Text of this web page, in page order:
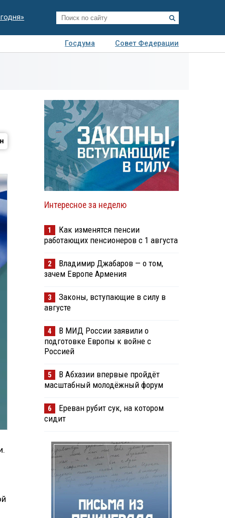
Госдума
Совет Федерации
Интересное за неделю
1
Как изменятся пенсии
работающих пенсионеров с 1 августа
2
Владимир Джабаров — о том,
зачем Европе Армения
3
Законы, вступающие в силу в
августе
4
В МИД России заявили о
подготовке Европы к войне с
Россией
5
В Абхазии впервые пройдёт
масштабный молодёжный форум
6
Ереван рубит сук, на котором
сидит